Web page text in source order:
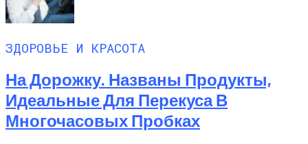
ЗДОРОВЬЕ И КРАСОТА
На Дорожку. Названы Продукты,
Идеальные Для Перекуса В
Многочасовых Пробках